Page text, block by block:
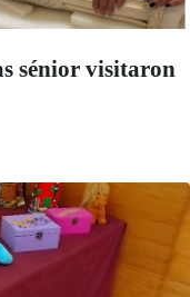
sénior visitaron